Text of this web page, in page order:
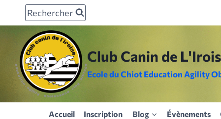
contenu
Rechercher
Club Canin de
Ecole du Chiot Education Agility
Accueil Inscription Blog Évènements